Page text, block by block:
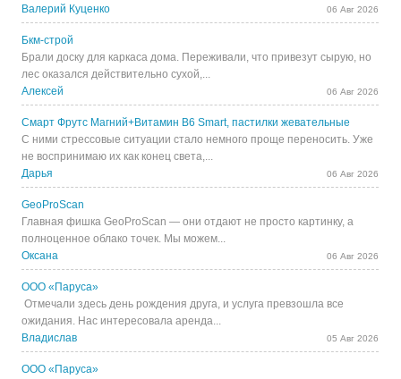
Валерий Куценко
06 Авг 2026
Бкм-строй
Брали доску для каркаса дома. Переживали, что привезут сырую, но
лес оказался действительно сухой,...
Алексей
06 Авг 2026
Смарт Фрутс Магний+Витамин В6 Smart, пастилки жевательные
С ними стрессовые ситуации стало немного проще переносить. Уже
не воспринимаю их как конец света,...
Дарья
06 Авг 2026
GeoProScan
Главная фишка GeoProScan — они отдают не просто картинку, а
полноценное облако точек. Мы можем...
Оксана
06 Авг 2026
ООО «Паруса»
Отмечали здесь день рождения друга, и услуга превзошла все
ожидания. Нас интересовала аренда...
Владислав
05 Авг 2026
ООО «Паруса»